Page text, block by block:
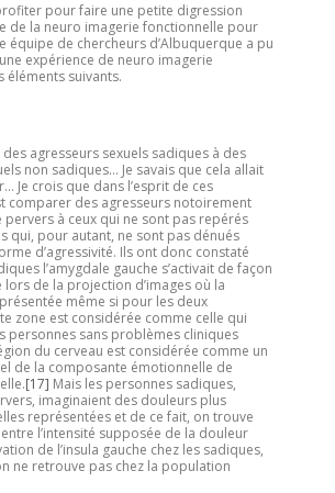
pour faire une petite digression
de la neuro imagerie fonctionnelle pour
équipe de chercheurs d’Albuquerque a pu
expérience de neuro imagerie
éléments suivants.
agresseurs sexuels sadiques à des
non sadiques… Je savais que cela allait
Je crois que dans l’esprit de ces
comparer des agresseurs notoirement
à ceux qui ne sont pas repérés
qui, pour autant, ne sont pas dénués
d’agressivité. Ils ont donc constaté
l’amygdale gauche s’activait de façon
de la projection d’images où la
même si pour les deux
zone est considérée comme celle qui
personnes sans problèmes cliniques
du cerveau est considérée comme un
de la composante émotionnelle de
[17] Mais les personnes sadiques,
imaginaient des douleurs plus
représentées et de ce fait, on trouve
l’intensité supposée de la douleur
de l’insula gauche chez les sadiques,
ne retrouve pas chez la population